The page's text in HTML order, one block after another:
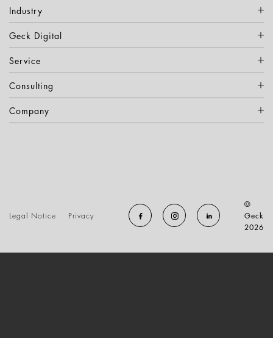
Industry
Geck Digital
Service
Consulting
Company
Legal Notice Privacy
©
Geck
2026